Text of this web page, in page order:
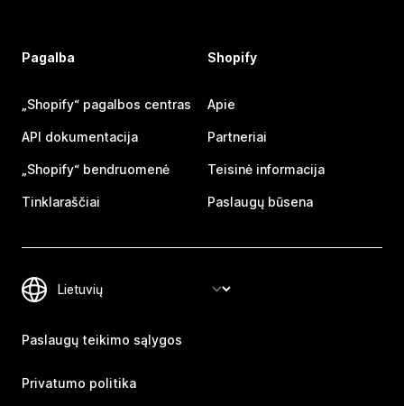
Pagalba
„Shopify“ pagalbos centras
API dokumentacija
„Shopify“ bendruomenė
Tinklaraščiai
Shopify
Apie
Partneriai
Teisinė informacija
Paslaugų būsena
Paslaugų teikimo sąlygos
Privatumo politika